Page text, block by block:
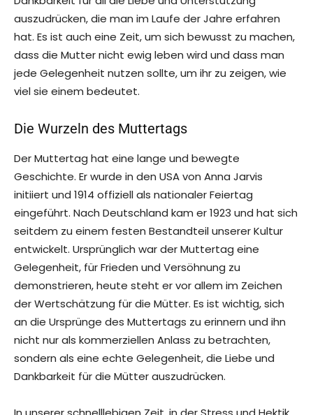
auszudrücken, die man im Laufe der Jahre erfahren
hat. Es ist auch eine Zeit, um sich bewusst zu machen,
dass die Mutter nicht ewig leben wird und dass man
jede Gelegenheit nutzen sollte, um ihr zu zeigen, wie
viel sie einem bedeutet.
Die Wurzeln des Muttertags
Der Muttertag hat eine lange und bewegte
Geschichte. Er wurde in den USA von Anna Jarvis
initiiert und 1914 offiziell als nationaler Feiertag
eingeführt. Nach Deutschland kam er 1923 und hat sich
seitdem zu einem festen Bestandteil unserer Kultur
entwickelt. Ursprünglich war der Muttertag eine
Gelegenheit, für Frieden und Versöhnung zu
demonstrieren, heute steht er vor allem im Zeichen
der Wertschätzung für die Mütter. Es ist wichtig, sich
an die Ursprünge des Muttertags zu erinnern und ihn
nicht nur als kommerziellen Anlass zu betrachten,
sondern als eine echte Gelegenheit, die Liebe und
Dankbarkeit für die Mütter auszudrücken.